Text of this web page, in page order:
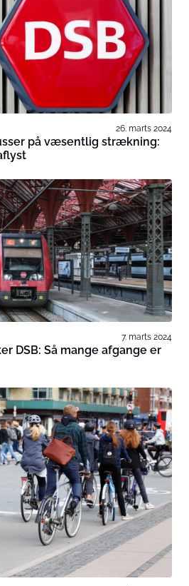
26. marts 2024
på væsentlig strækning:
7. marts 2024
DSB: Så mange afgange er